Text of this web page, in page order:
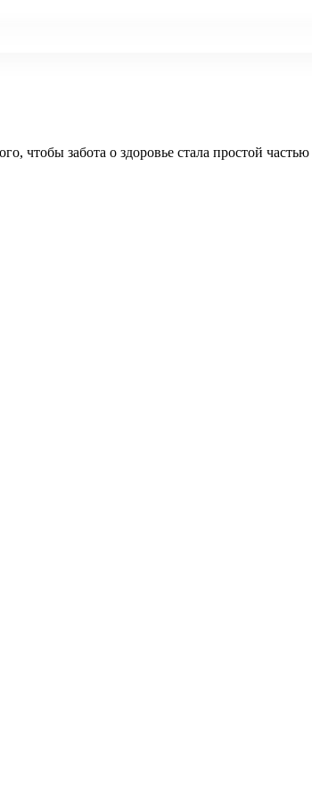
чтобы забота о здоровье стала простой